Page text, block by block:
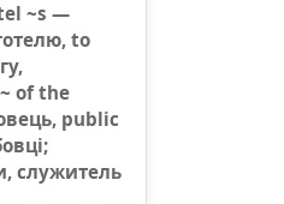
~s —
to
of the
public
служитель